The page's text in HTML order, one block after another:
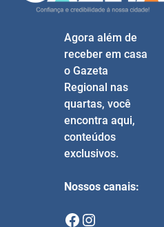
Agora além de
receber em casa
o Gazeta
Regional nas
quartas, você
encontra aqui,
conteúdos
exclusivos.
Nossos canais:
Facebook Instagram